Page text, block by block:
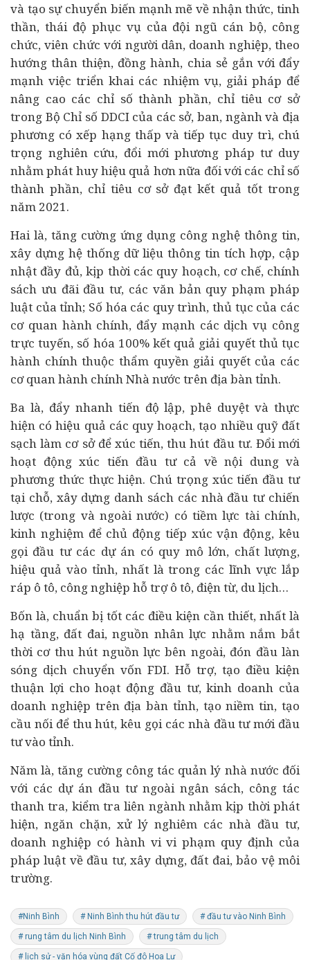
và tạo sự chuyển biến mạnh mẽ về nhận thức, tinh
thần, thái độ phục vụ của đội ngũ cán bộ, công
chức, viên chức với người dân, doanh nghiệp, theo
hướng thân thiện, đồng hành, chia sẻ gắn với đẩy
mạnh việc triển khai các nhiệm vụ, giải pháp để
nâng cao các chỉ số thành phần, chỉ tiêu cơ sở
trong Bộ Chỉ số DDCI của các sở, ban, ngành và địa
phương có xếp hạng thấp và tiếp tục duy trì, chú
trọng nghiên cứu, đổi mới phương pháp tư duy
nhằm phát huy hiệu quả hơn nữa đối với các chỉ số
thành phần, chỉ tiêu cơ sở đạt kết quả tốt trong
năm 2021.
Hai là, tăng cường ứng dụng công nghệ thông tin,
xây dựng hệ thống dữ liệu thông tin tích hợp, cập
nhật đầy đủ, kịp thời các quy hoạch, cơ chế, chính
sách ưu đãi đầu tư, các văn bản quy phạm pháp
luật của tỉnh; Số hóa các quy trình, thủ tục của các
cơ quan hành chính, đẩy mạnh các dịch vụ công
trực tuyến, số hóa 100% kết quả giải quyết thủ tục
hành chính thuộc thẩm quyền giải quyết của các
cơ quan hành chính Nhà nước trên địa bàn tỉnh.
Ba là, đẩy nhanh tiến độ lập, phê duyệt và thực
hiện có hiệu quả các quy hoạch, tạo nhiều quỹ đất
sạch làm cơ sở để xúc tiến, thu hút đầu tư. Đổi mới
hoạt động xúc tiến đầu tư cả về nội dung và
phương thức thực hiện. Chú trọng xúc tiến đầu tư
tại chỗ, xây dựng danh sách các nhà đầu tư chiến
lược (trong và ngoài nước) có tiềm lực tài chính,
kinh nghiệm để chủ động tiếp xúc vận động, kêu
gọi đầu tư các dự án có quy mô lớn, chất lượng,
hiệu quả vào tỉnh, nhất là trong các lĩnh vực lắp
ráp ô tô, công nghiệp hỗ trợ ô tô, điện từ, du lịch…
Bốn là, chuẩn bị tốt các điều kiện cần thiết, nhất là
hạ tầng, đất đai, nguồn nhân lực nhằm nắm bắt
thời cơ thu hút nguồn lực bên ngoài, đón đầu làn
sóng dịch chuyển vốn FDI. Hỗ trợ, tạo điều kiện
thuận lợi cho hoạt động đầu tư, kinh doanh của
doanh nghiệp trên địa bàn tỉnh, tạo niềm tin, tạo
cầu nối để thu hút, kêu gọi các nhà đầu tư mới đầu
tư vào tỉnh.
Năm là, tăng cường công tác quản lý nhà nước đối
với các dự án đầu tư ngoài ngân sách, công tác
thanh tra, kiểm tra liên ngành nhằm kịp thời phát
hiện, ngăn chặn, xử lý nghiêm các nhà đầu tư,
doanh nghiệp có hành vi vi phạm quy định của
pháp luật về đầu tư, xây dựng, đất đai, bảo vệ môi
trường.
#Ninh Bình # Ninh Bình thu hút đầu tư # đầu tư vào Ninh Bình
# rung tâm du lịch Ninh Bình # trung tâm du lịch
# lịch sử - văn hóa vùng đất Cố đô Hoa Lư